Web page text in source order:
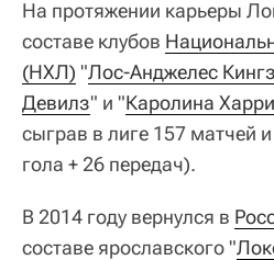
На протяжении карьеры
составе клубов
(НХЛ) "Лос-Анджелес Кингз
Девилз" и "Каролина
сыграв в лиге 157 матчей
гола + 26 передач).
В 2014 году вернулся в
составе ярославского "